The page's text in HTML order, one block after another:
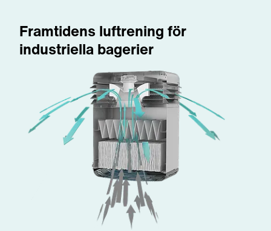
Framtidens luftrening för
industriella bagerier